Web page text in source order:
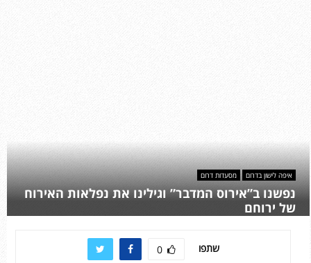
איפה לישון בדרום מסעדות דרום
נפשנו ב”אירוס המדבר” וגילינו את נפלאות האירוח
של ירוחם
שתפו 0